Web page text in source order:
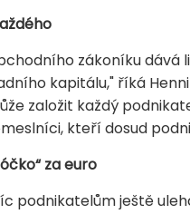
zákoníku
kapitálu," říká
založit každý
kteří dosud
za euro
podnikatelům ještě